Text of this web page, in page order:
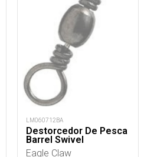
LM060712BA
Destorcedor De Pesca
Barrel Swivel
Eagle Claw